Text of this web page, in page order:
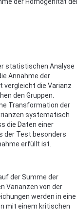
statistischen Analyse
Annahme der
vergleicht die Varianz
den Gruppen.
Transformation der
systematisch
die Daten einer
der Test besonders
erfüllt ist.
der Summe der
Varianzen von der
werden in eine
mit einem kritischen